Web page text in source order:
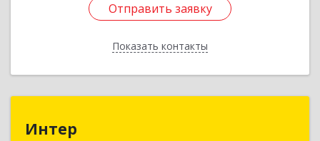
Отправить заявку
Показать контакты
Отправить заявку
Назад
Интер